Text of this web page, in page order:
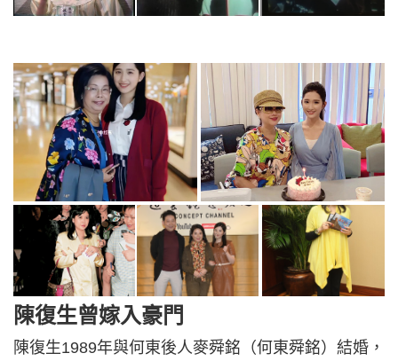
陳復生曾嫁入豪門
陳復生1989年與何東後人麥舜銘（何東舜銘）結婚，